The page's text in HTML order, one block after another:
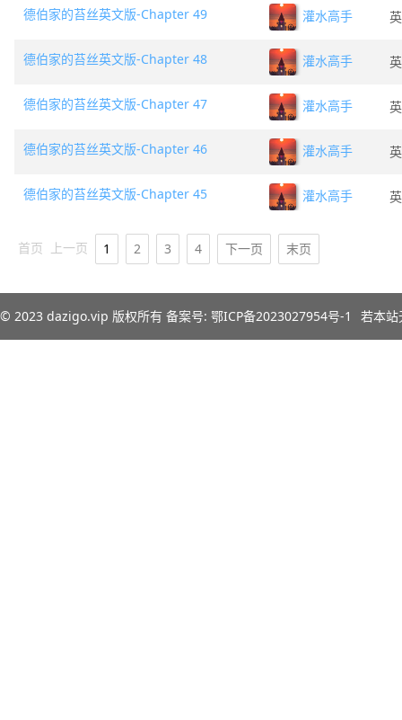
德伯家的苔丝英文版-Chapter 49 灌水高手
德伯家的苔丝英文版-Chapter 48 灌水高手
德伯家的苔丝英文版-Chapter 47 灌水高手
德伯家的苔丝英文版-Chapter 46 灌水高手
德伯家的苔丝英文版-Chapter 45 灌水高手
首页 上一页 1 2 3 4 下一页 末页
© 2023 dazigo.vip 版权所有 备案号: 鄂ICP备2023027954号-1 若本